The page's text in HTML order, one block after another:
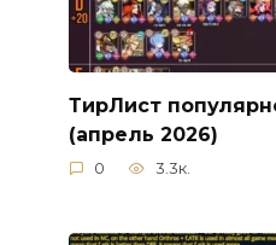
ТирЛист
(апрель 2026)
0 3.3к.